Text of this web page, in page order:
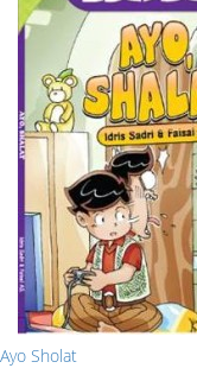
Ayo Sholat